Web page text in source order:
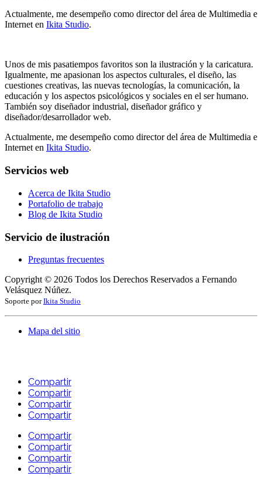
Actualmente, me desempeño como director del área de Multimedia e
Internet en Ikita Studio.
Unos de mis pasatiempos favoritos son la ilustración y la caricatura.
Igualmente, me apasionan los aspectos culturales, el diseño, las
cuestiones creativas, las nuevas tecnologías, la comunicación, la
educación y los aspectos psicológicos y sociales en el ser humano.
También soy diseñador industrial, diseñador gráfico y
diseñador/desarrollador web.
Actualmente, me desempeño como director del área de Multimedia e
Internet en Ikita Studio.
Servicios web
Acerca de Ikita Studio
Portafolio de trabajo
Blog de Ikita Studio
Servicio de ilustración
Preguntas frecuentes
Copyright © 2026 Todos los Derechos Reservados a Fernando
Velásquez Núñez.
Soporte porIkita Studio
Mapa del sitio
Compartir
Compartir
Compartir
Compartir
Compartir
Compartir
Compartir
Compartir